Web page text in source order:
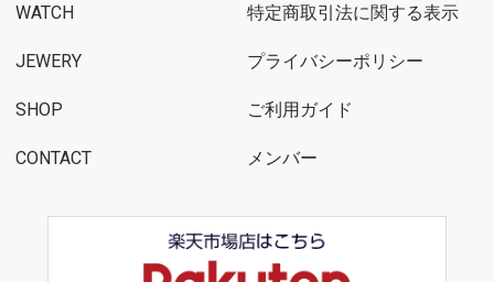
WATCH
JEWERY
SHOP
CONTACT
特定商取引法に関する表示
プライバシーポリシー
ご利用ガイド
メンバー